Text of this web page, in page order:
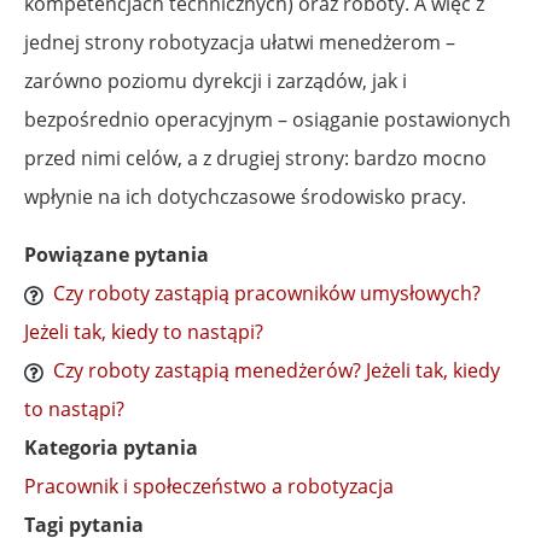
jednej strony robotyzacja ułatwi menedżerom –
zarówno poziomu dyrekcji i zarządów, jak i
bezpośrednio operacyjnym – osiąganie postawionych
przed nimi celów, a z drugiej strony: bardzo mocno
wpłynie na ich dotychczasowe środowisko pracy.
Powiązane pytania
Czy roboty zastąpią pracowników umysłowych?
Jeżeli tak, kiedy to nastąpi?
Czy roboty zastąpią menedżerów? Jeżeli tak, kiedy
to nastąpi?
Kategoria pytania
Pracownik i społeczeństwo a robotyzacja
Tagi pytania